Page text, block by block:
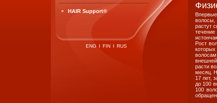
HAIR Support®
ENG I FIN I RUS
волосы,
растут
Рост
расти
месяц.
17 лет,
до 100
100